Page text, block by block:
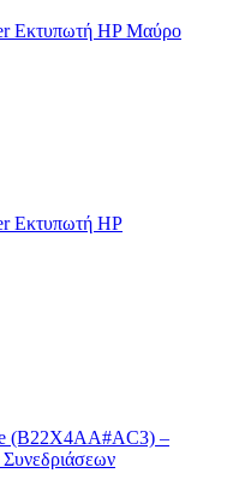
Εκτυπωτή HP Μαύρο
Εκτυπωτή HP
(B22X4AA#AC3) –